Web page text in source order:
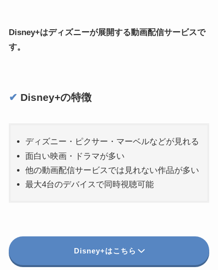
Disney+はディズニーが展開する動画配信サービスで
す。
✔︎ Disney+の特徴
ディズニー・ピクサー・マーベルなどが見れる
面白い映画・ドラマが多い
他の動画配信サービスでは見れない作品が多い
最大4台のデバイスで同時視聴可能
Disney+はこちら